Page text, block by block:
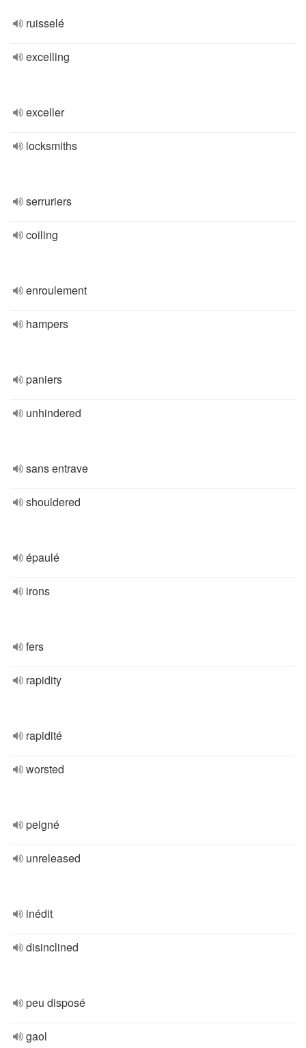
ruisselé
excelling
exceller
locksmiths
serruriers
coiling
enroulement
hampers
paniers
unhindered
sans entrave
shouldered
épaulé
irons
fers
rapidity
rapidité
worsted
peigné
unreleased
inédit
disinclined
peu disposé
gaol